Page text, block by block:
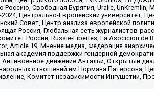
Свободная Бурятия, Uralic,
Центрально-Европейский университет,
Совет, Центр анализа европейской
Россия, Глобальная сеть журналистов-
России, Russie-Libertes, La Asocicion
Article 19, Мнение медиа, Федерация
академия поддержки гендерной
Антивоенное движение Антальи, Открытый
отношений им Нормана Патерсона,
Комитет независимости Ингушетии,